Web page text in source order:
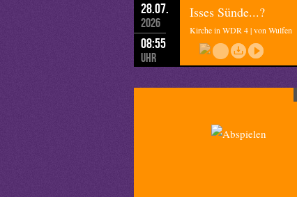
28.07.
2026
08:55
Uhr
Isses Sünde...?
Kirche in WDR 4 | von Wulfen